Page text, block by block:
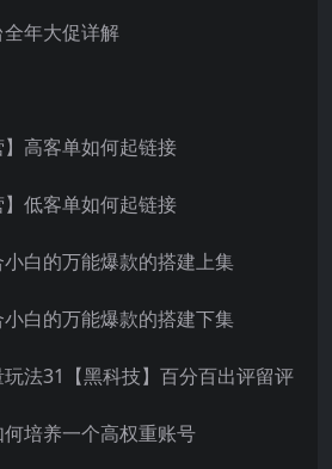
年大促详解
高客单如何起链接
低客单如何起链接
白的万能爆款的搭建上集
白的万能爆款的搭建下集
法31【黑科技】百分百出评留评
培养一个高权重账号